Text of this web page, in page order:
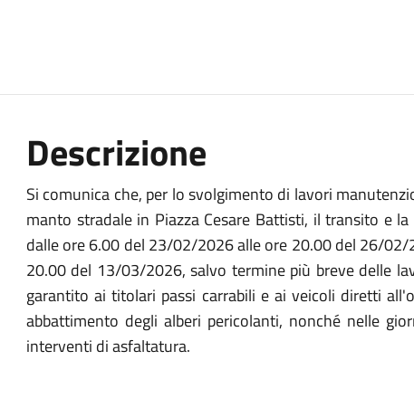
Descrizione
Si comunica che, per lo svolgimento di lavori
manto stradale in Piazza Cesare Battisti, il transito e
dalle ore 6.00 del 23/02/2026 alle ore 20.00 del 26/
20.00 del 13/03/2026, salvo termine più breve delle
garantito ai titolari passi carrabili e ai veicoli diretti
abbattimento degli alberi pericolanti, nonché nelle
interventi di asfaltatura.